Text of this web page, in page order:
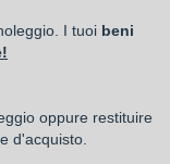
I tuoi beni
oppure restituire
d'acquisto.